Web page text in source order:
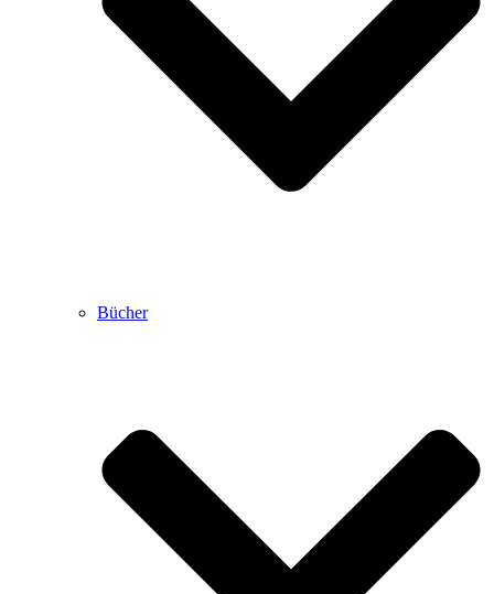
Bücher